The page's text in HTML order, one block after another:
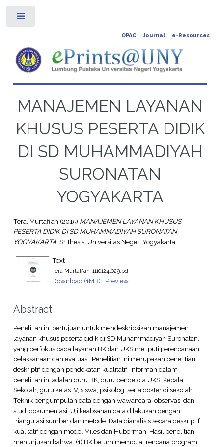
OPAC Journal e-Resources
MANAJEMEN LAYANAN
KHUSUS PESERTA DIDIK
DI SD MUHAMMADIYAH
SURONATAN
YOGYAKARTA
Tera, Murtafi’ah (2015) MANAJEMEN LAYANAN KHUSUS
PESERTA DIDIK DI SD MUHAMMADIYAH SURONATAN
YOGYAKARTA. S1 thesis, Universitas Negeri Yogyakarta.
Text
Tera Murtafi'ah_11101241029.pdf
Download (1MB) | Preview
Abstract
Penelitian ini bertujuan untuk mendeskripsikan manajemen
layanan khusus peserta didik di SD Muhammadiyah Suronatan,
yang berfokus pada layanan BK dan UKS meliputi perencanaan,
pelaksanaan dan evaluasi. Penelitian ini merupakan penelitian
deskriptif dengan pendekatan kualitatif. Informan dalam
penelitian ini adalah guru BK, guru pengelola UKS, Kepala
Sekolah, guru kelas IV, siswa, psikolog, serta dokter di sekolah.
Teknik pengumpulan data dengan wawancara, observasi dan
studi dokumentasi. Uji keabsahan data dilakukan dengan
triangulasi sumber dan metode. Data dianalisis secara deskriptif
kualitatif dengan model Miles dan Huberman. Hasil penelitian
menunjukan bahwa: (1) BK belum membuat rencana program